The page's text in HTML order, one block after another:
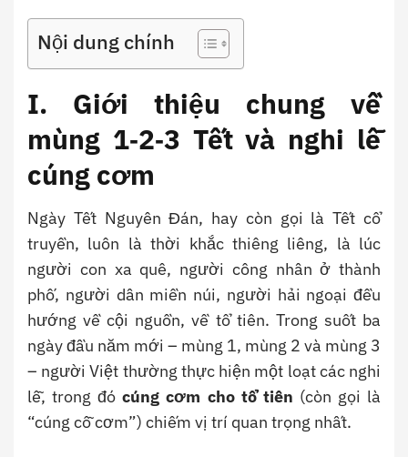
Nội dung chính
I. Giới thiệu chung về
mùng 1‑2‑3 Tết và nghi lễ
cúng cơm
Ngày Tết Nguyên Đán, hay còn gọi là Tết cổ
truyền, luôn là thời khắc thiêng liêng, là lúc
người con xa quê, người công nhân ở thành
phố, người dân miền núi, người hải ngoại đều
hướng về cội nguồn, về tổ tiên. Trong suốt ba
ngày đầu năm mới – mùng 1, mùng 2 và mùng 3
– người Việt thường thực hiện một loạt các nghi
lễ, trong đócúng cơm cho tổ tiên (còn gọi là
“cúng cỗ cơm”) chiếm vị trí quan trọng nhất.